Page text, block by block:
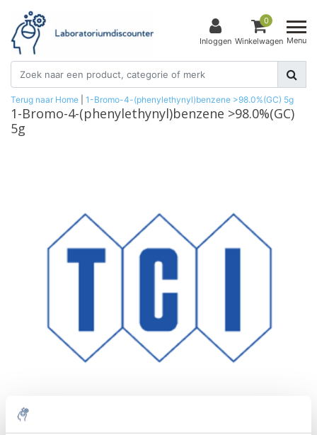
Inloggen
0
Winkelwagen Menu
Terug naar Home 1-Bromo-4-(phenylethynyl)benzene >98.0%(GC) 5g
1-Bromo-4-(phenylethynyl)benzene >98.0%(GC)
5g